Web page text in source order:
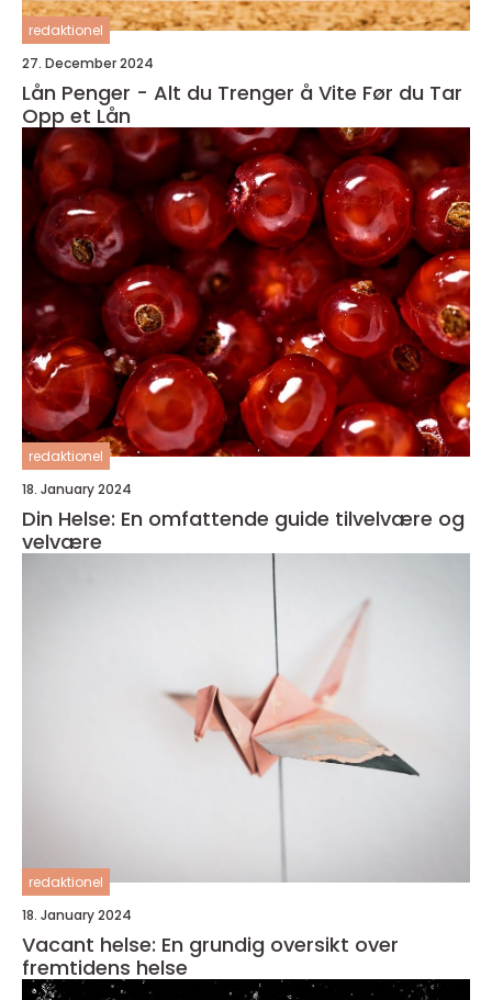
redaktionel
27. December 2024
Lån Penger - Alt du Trenger å Vite Før du Tar
Opp et Lån
redaktionel
18. January 2024
Din Helse: En omfattende guide tilvelvære og
velvære
redaktionel
18. January 2024
Vacant helse: En grundig oversikt over
fremtidens helse